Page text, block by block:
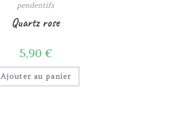
pendentifs
Quartz rose
5,90 €
Ajouter au panier